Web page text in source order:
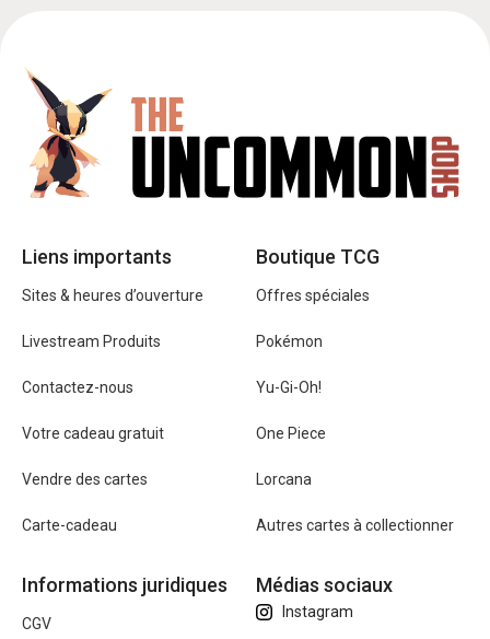
Liens importants
Sites & heures d’ouverture
Livestream Produits
Contactez-nous
Votre cadeau gratuit
Vendre des cartes
Carte-cadeau
Boutique TCG
Offres spéciales
Pokémon
Yu-Gi-Oh!
One Piece
Lorcana
Autres cartes à collectionner
Informations juridiques
CGV
Médias sociaux
Instagram